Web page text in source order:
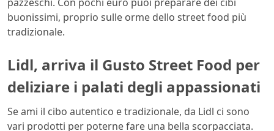
buonissimi, proprio sulle orme dello street food più
tradizionale.
Lidl, arriva il Gusto Street Food per
deliziare i palati degli appassionati
Se ami il cibo autentico e tradizionale, da Lidl ci sono
vari prodotti per poterne fare una bella scorpacciata.